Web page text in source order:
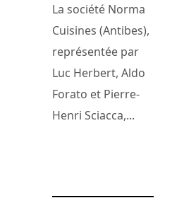
La société Norma
Cuisines (Antibes),
représentée par
Luc Herbert, Aldo
Forato et Pierre-
Henri Sciacca,...